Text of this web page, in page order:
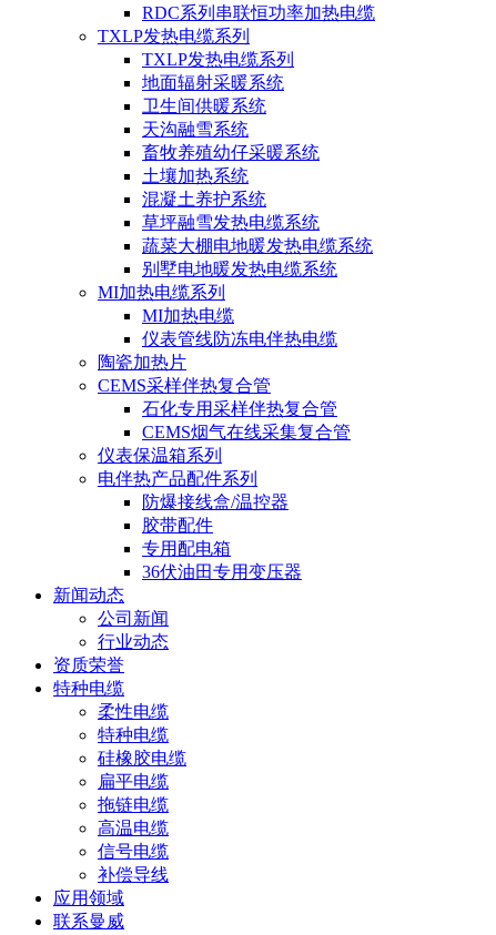
RDC系列串联恒功率加热电缆
TXLP发热电缆系列
TXLP发热电缆系列
地面辐射采暖系统
卫生间供暖系统
天沟融雪系统
畜牧养殖幼仔采暖系统
土壤加热系统
混凝土养护系统
草坪融雪发热电缆系统
蔬菜大棚电地暖发热电缆系统
别墅电地暖发热电缆系统
MI加热电缆系列
MI加热电缆
仪表管线防冻电伴热电缆
陶瓷加热片
CEMS采样伴热复合管
石化专用采样伴热复合管
CEMS烟气在线采集复合管
仪表保温箱系列
电伴热产品配件系列
防爆接线盒/温控器
胶带配件
专用配电箱
36伏油田专用变压器
新闻动态
公司新闻
行业动态
资质荣誉
特种电缆
柔性电缆
特种电缆
硅橡胶电缆
扁平电缆
拖链电缆
高温电缆
信号电缆
补偿导线
应用领域
联系曼威